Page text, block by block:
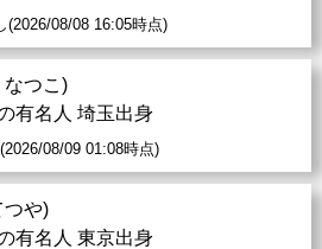
(2026/08/08 16:05時点)
なつこ)
有名人 埼玉出身
08/09 01:08時点)
つや)
有名人 東京出身